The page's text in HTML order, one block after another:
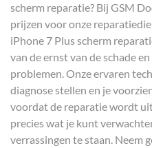
scherm reparatie? Bij GSM
prijzen voor onze
iPhone 7 Plus scherm
van de ernst van de schade
problemen. Onze ervaren
diagnose stellen en je
voordat de reparatie wordt
precies wat je kunt
verrassingen te staan. Neem